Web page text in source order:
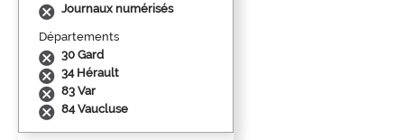
Journaux numérisés
Départements
30 Gard
34 Hérault
83 Var
84 Vaucluse